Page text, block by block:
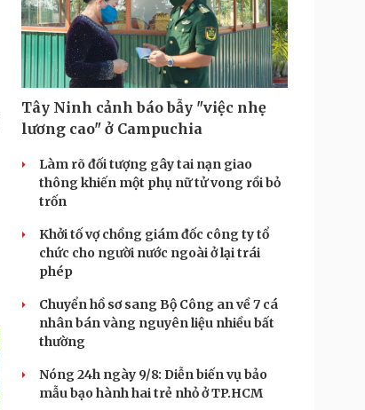
Tây Ninh cảnh báo bẫy "việc nhẹ
lương cao" ở Campuchia
Làm rõ đối tượng gây tai nạn giao
thông khiến một phụ nữ tử vong rồi bỏ
trốn
Khởi tố vợ chồng giám đốc công ty tổ
chức cho người nước ngoài ở lại trái
phép
Chuyển hồ sơ sang Bộ Công an về 7 cá
nhân bán vàng nguyên liệu nhiều bất
thường
Nóng 24h ngày 9/8: Diễn biến vụ bảo
mẫu bạo hành hai trẻ nhỏ ở TP.HCM